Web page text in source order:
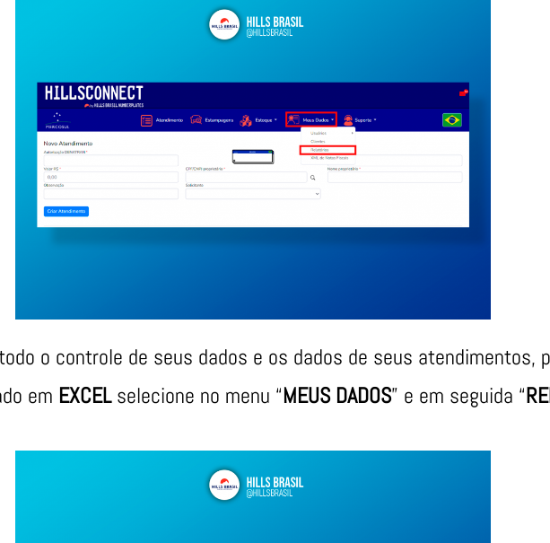
o controle de seus dados e os dados de seus atendimentos,
em EXCELselecione no menu “MEUS DADOS” e em seguida “